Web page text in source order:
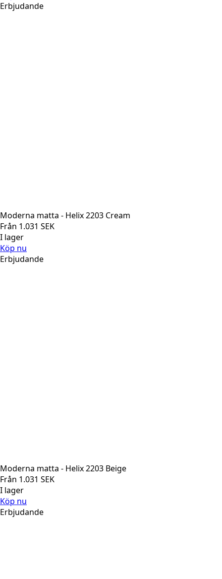
Erbjudande
Moderna matta - Helix 2203 Cream
Från 1.031 SEK
I lager
Köp nu
Erbjudande
Moderna matta - Helix 2203 Beige
Från 1.031 SEK
I lager
Köp nu
Erbjudande